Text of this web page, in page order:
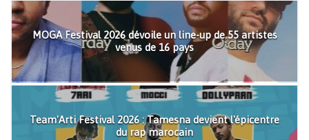
MOGA Festival 2026 dévoile un line-up de 55 artistes
venus de 16 pays
Team'Arti Festival 2026 : Tamesna devient l'épicentre
du rap marocain